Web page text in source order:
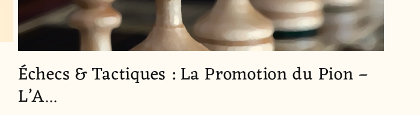
Échecs & Tactiques : La Promotion du Pion –
L’A...